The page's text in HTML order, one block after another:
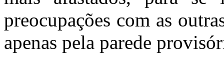
preocupações com as
apenas pela parede